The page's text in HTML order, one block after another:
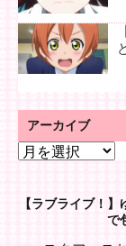
アーカイブ
ア
イ【ラブライブ！
で